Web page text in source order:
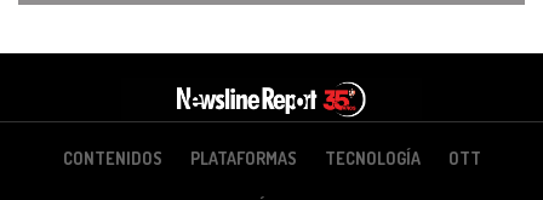
CONTENIDOS PLATAFORMAS TECNOLOGÍA OTT